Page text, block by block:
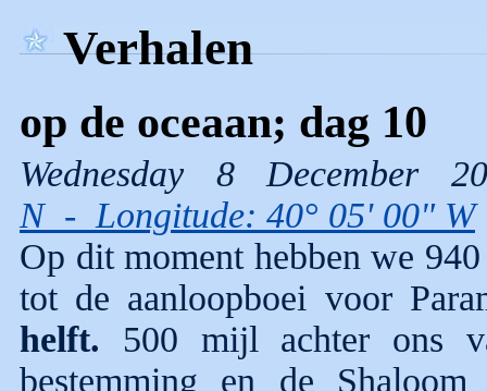
Verhalen
op de oceaan; dag 10
Wednesday 8
N - Longitude: 40° 05' 00" W
Op dit moment hebben we
tot de aanloopboei voor
helft. 500 mijl achter ons
bestemming en de